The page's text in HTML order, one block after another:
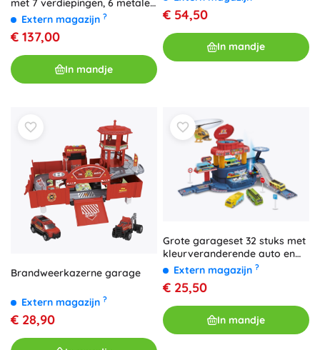
met 7 verdiepingen, 6 metalen
autootjes en locomotief met
licht en geluid
Extern magazijn ?
€ 137,00
In mandje
€ 54,50
In mandje
Brandweerkazerne garage
Extern magazijn ?
€ 28,90
Grote garageset 32 stuks met
kleurveranderende auto en
vliegtuig
Extern magazijn ?
€ 25,50
In mandje